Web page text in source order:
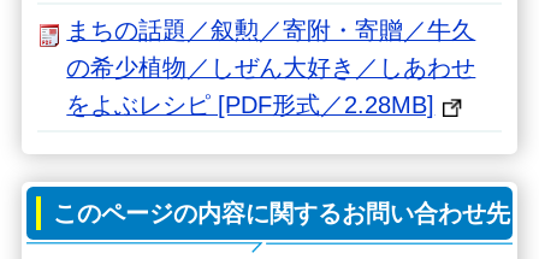
まちの話題／叙勲／寄附・寄贈／牛久
の希少植物／しぜん大好き／しあわせ
をよぶレシピ [PDF形式／2.28MB]
このページの内容に関するお問い合わせ先